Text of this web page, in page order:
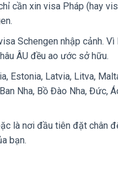
cần xin visa Pháp (hay
Schengen nhập cảnh. Vì
ÂU đều ao ước sở hữu.
Estonia, Latvia, Litva,
Nha, Bồ Đào Nha, Đức,
là nơi đầu tiên đặt chân
bạn.